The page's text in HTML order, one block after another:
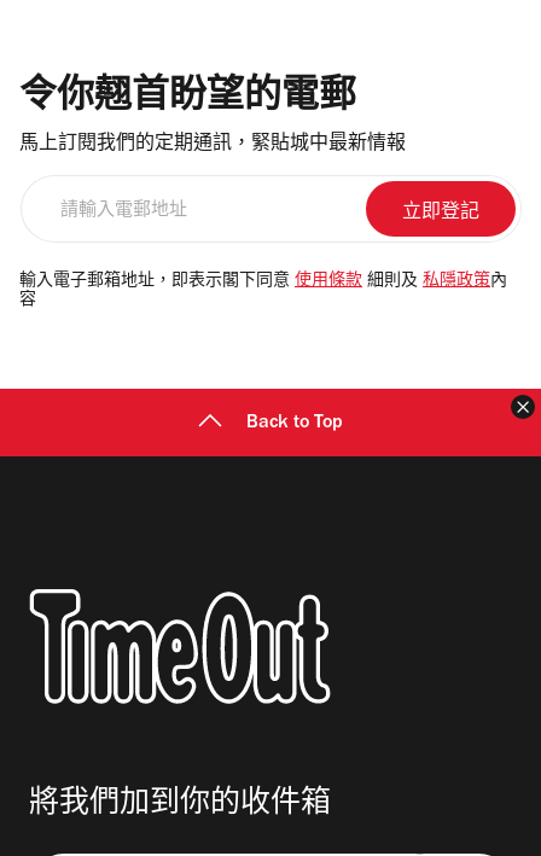
令你翹首盼望的電郵
馬上訂閱我們的定期通訊，緊貼城中最新情報
電
郵
輸入電子郵箱地址，即表示閣下同意 使用條款 細則及 私隱政策 內
容
Back to Top
將我們加到你的收件箱